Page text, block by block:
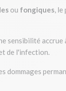
ou fongiques, le
sensibilité
de l'infection.
dommages